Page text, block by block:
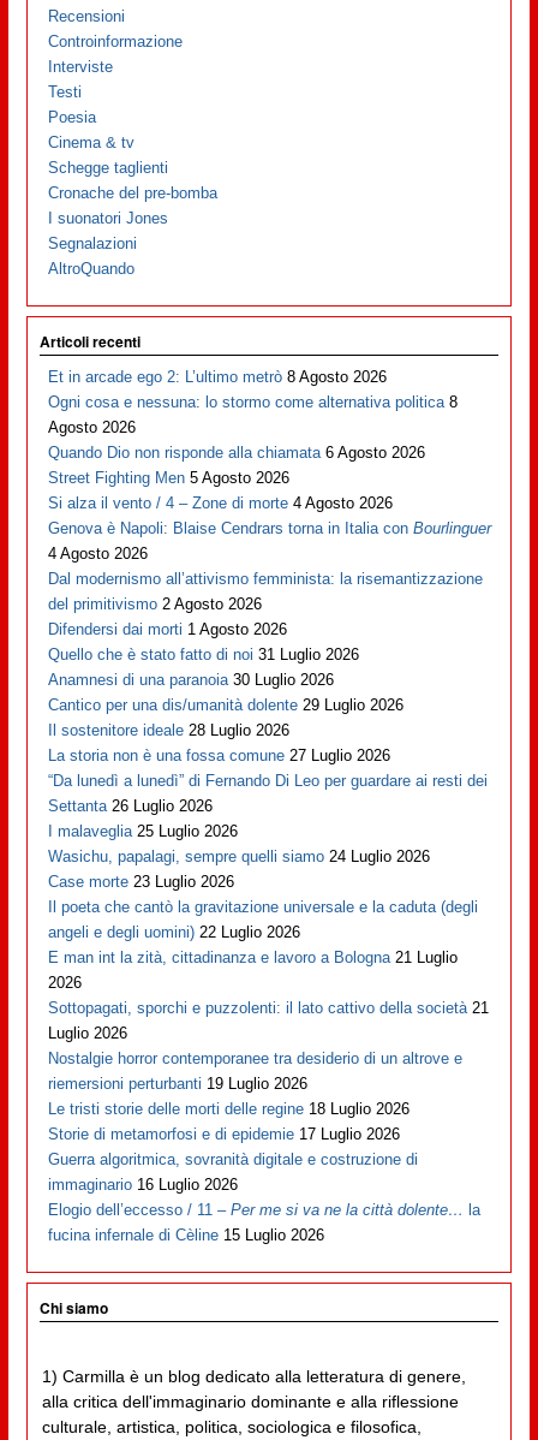
Recensioni
Controinformazione
Interviste
Testi
Poesia
Cinema & tv
Schegge taglienti
Cronache del pre-bomba
I suonatori Jones
Segnalazioni
AltroQuando
Articoli recenti
Et in arcade ego 2: L’ultimo metrò 8 Agosto 2026
Ogni cosa e nessuna: lo stormo come alternativa politica 8
Agosto 2026
Quando Dio non risponde alla chiamata 6 Agosto 2026
Street Fighting Men 5 Agosto 2026
Si alza il vento / 4 – Zone di morte 4 Agosto 2026
Genova è Napoli: Blaise Cendrars torna in Italia conBourlinguer
4 Agosto 2026
Dal modernismo all’attivismo femminista: la risemantizzazione
del primitivismo 2 Agosto 2026
Difendersi dai morti 1 Agosto 2026
Quello che è stato fatto di noi 31 Luglio 2026
Anamnesi di una paranoia 30 Luglio 2026
Cantico per una dis/umanità dolente 29 Luglio 2026
Il sostenitore ideale 28 Luglio 2026
La storia non è una fossa comune 27 Luglio 2026
“Da lunedì a lunedì” di Fernando Di Leo per guardare ai resti dei
Settanta 26 Luglio 2026
I malaveglia 25 Luglio 2026
Wasichu, papalagi, sempre quelli siamo 24 Luglio 2026
Case morte 23 Luglio 2026
Il poeta che cantò la gravitazione universale e la caduta (degli
angeli e degli uomini) 22 Luglio 2026
E man int la zità, cittadinanza e lavoro a Bologna 21 Luglio
2026
Sottopagati, sporchi e puzzolenti: il lato cattivo della società 21
Luglio 2026
Nostalgie horror contemporanee tra desiderio di un altrove e
riemersioni perturbanti 19 Luglio 2026
Le tristi storie delle morti delle regine 18 Luglio 2026
Storie di metamorfosi e di epidemie 17 Luglio 2026
Guerra algoritmica, sovranità digitale e costruzione di
immaginario 16 Luglio 2026
Elogio dell’eccesso / 11 –Per me si va ne la città dolente… la
fucina infernale di Cèline 15 Luglio 2026
Chi siamo
1) Carmilla è un blog dedicato alla letteratura di genere,
alla critica dell'immaginario dominante e alla riflessione
culturale, artistica, politica, sociologica e filosofica,